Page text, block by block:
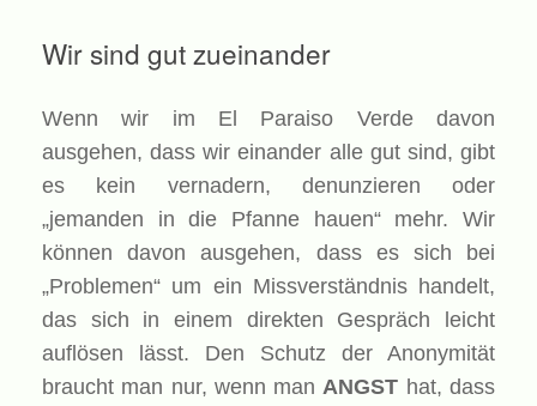
Wir sind gut zueinander
Wenn wir im El Paraiso Verde davon
ausgehen, dass wir einander alle gut sind, gibt
es kein vernadern, denunzieren oder
„jemanden in die Pfanne hauen“ mehr. Wir
können davon ausgehen, dass es sich bei
„Problemen“ um ein Missverständnis handelt,
das sich in einem direkten Gespräch leicht
auflösen lässt. Den Schutz der Anonymität
braucht man nur, wenn man ANGST hat, dass